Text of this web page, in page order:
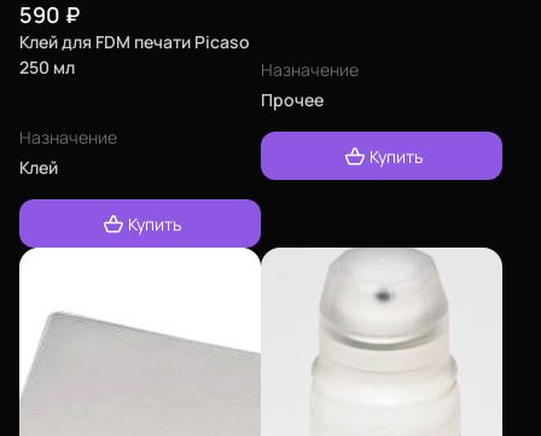
590 ₽
Клей для FDM печати Picaso
250 мл
Назначение
Клей
Купить
Назначение
Прочее
Купить
Войти
О нас
Филиалы
Сертификаты
Оплата и доставка
Для крупных 3D-печатников